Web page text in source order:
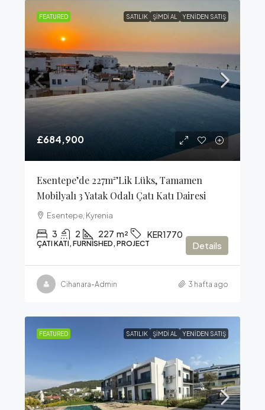
FEATURED SATILIK ŞIMDI AL YENIDEN SATIŞ
£684,900
Esentepe’de 227m²’lik Lüks, Tamamen
Mobilyalı 3 Yatak Odalı Çatı Katı Dairesi
Esentepe, Kyrenia
3 2 227 m² KER1770
ÇATI KATI, FURNISHED, PROJECT Details
Cihanara-Admin 3 hafta ago
FEATURED SATILIK ŞIMDI AL YENIDEN SATIŞ